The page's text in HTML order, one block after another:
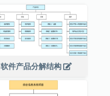
软件产品分解结构